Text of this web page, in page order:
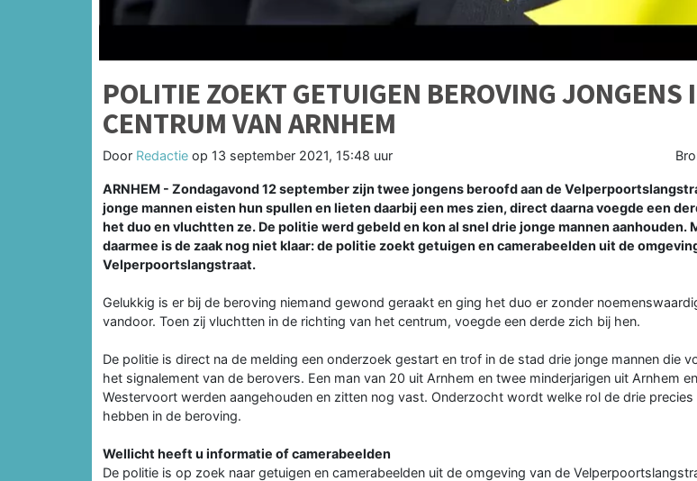
POLITIE ZOEKT GETUIGEN BEROVING JONGENS
CENTRUM VAN ARNHEM
Door Redactie op 13 september 2021, 15:48 uur
ARNHEM - Zondagavond 12 september zijn twee jongens beroofd aan de
jonge mannen eisten hun spullen en lieten daarbij een mes zien, direct daarna voegde een
het duo en vluchtten ze. De politie werd gebeld en kon al snel drie jonge mannen aanhouden.
daarmee is de zaak nog niet klaar: de politie zoekt getuigen en camerabeelden uit de
Velperpoortslangstraat.
Gelukkig is er bij de beroving niemand gewond geraakt en ging het duo er zonder
vandoor. Toen zij vluchtten in de richting van het centrum, voegde een derde zich bij hen.
De politie is direct na de melding een onderzoek gestart en trof in de stad drie jonge mannen die
het signalement van de berovers. Een man van 20 uit Arnhem en twee minderjarigen uit Arnhem en
Westervoort werden aangehouden en zitten nog vast. Onderzocht wordt welke rol de drie precies
hebben in de beroving.
Wellicht heeft u informatie of camerabeelden
De politie is op zoek naar getuigen en camerabeelden uit de omgeving van de